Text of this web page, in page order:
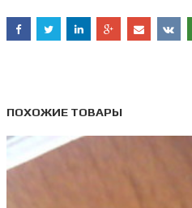
ПОХОЖИЕ ТОВАРЫ